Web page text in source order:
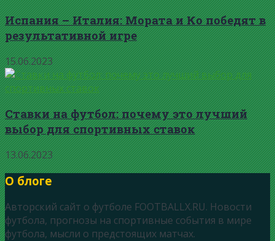
Испания – Италия: Мората и Ко победят в
результативной игре
15.06.2023
Ставки на футбол: почему это лучший
выбор для спортивных ставок
13.06.2023
О блоге
Авторский сайт о футболе FOOTBALLX.RU. Новости
футбола, прогнозы на спортивные события в мире
футбола, мысли о предстоящих матчах.